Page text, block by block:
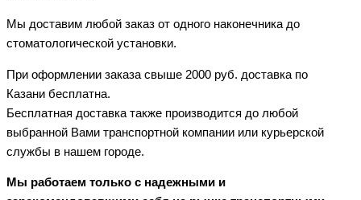
Мы доставим любой заказ от одного наконечника до
стоматологической установки.
При оформлении заказа свыше 2000 руб. доставка по
Казани бесплатна.
Бесплатная доставка также производится до любой
выбранной Вами транспортной компании или курьерской
службы в нашем городе.
Мы работаем только с надежными и